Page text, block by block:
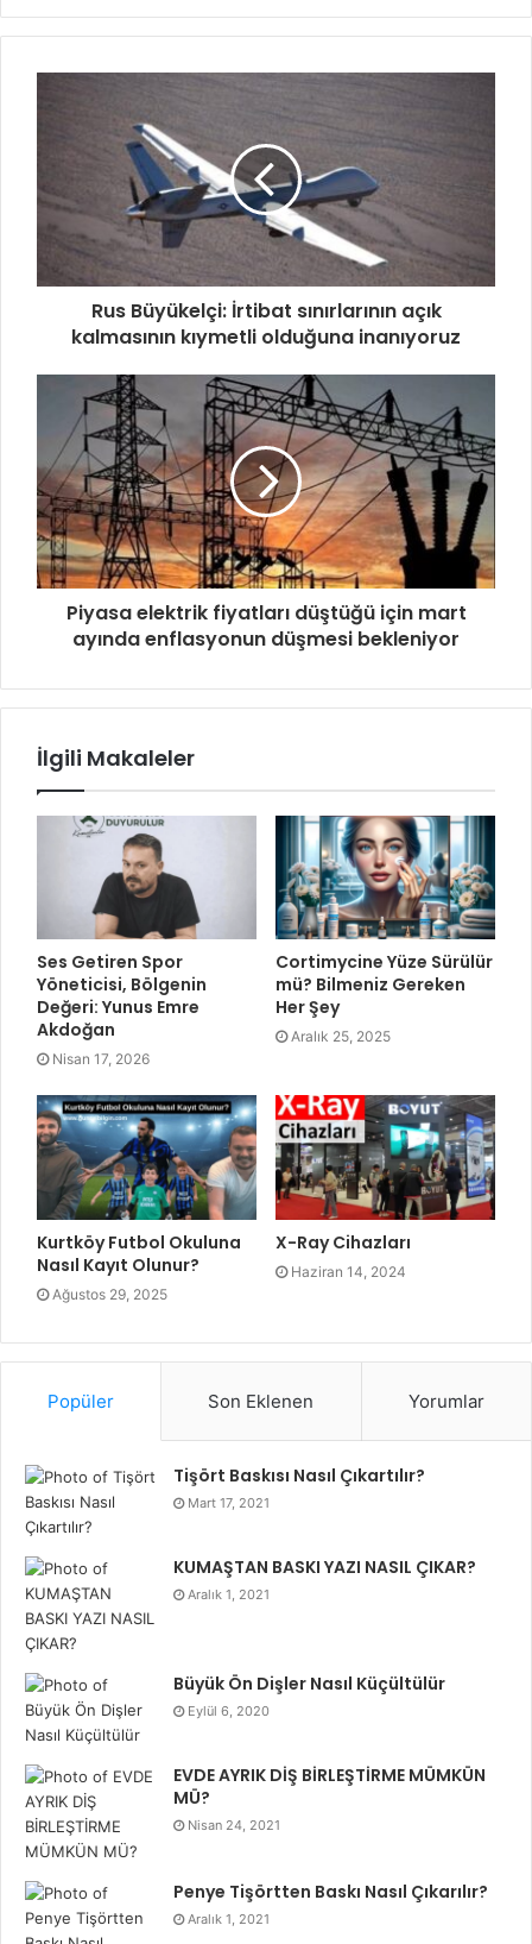
Rus Büyükelçi: İrtibat sınırlarının açık
kalmasının kıymetli olduğuna inanıyoruz
Piyasa elektrik fiyatları düştüğü için mart
ayında enflasyonun düşmesi bekleniyor
İlgili Makaleler
Ses Getiren Spor
Yöneticisi, Bölgenin
Değeri: Yunus Emre
Akdoğan
Nisan 17, 2026
Cortimycine Yüze Sürülür
mü? Bilmeniz Gereken
Her Şey
Aralık 25, 2025
Kurtköy Futbol Okuluna
Nasıl Kayıt Olunur?
Ağustos 29, 2025
X-Ray Cihazları
Haziran 14, 2024
Popüler Son Eklenen Yorumlar
Tişört Baskısı Nasıl Çıkartılır?
Mart 17, 2021
KUMAŞTAN BASKI YAZI NASIL ÇIKAR?
Aralık 1, 2021
Büyük Ön Dişler Nasıl Küçültülür
Eylül 6, 2020
EVDE AYRIK DİŞ BİRLEŞTİRME MÜMKÜN
MÜ?
Nisan 24, 2021
Penye Tişörtten Baskı Nasıl Çıkarılır?
Aralık 1, 2021